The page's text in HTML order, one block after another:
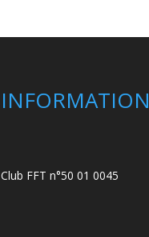
INFORMATION
Club FFT n°50 01 0045